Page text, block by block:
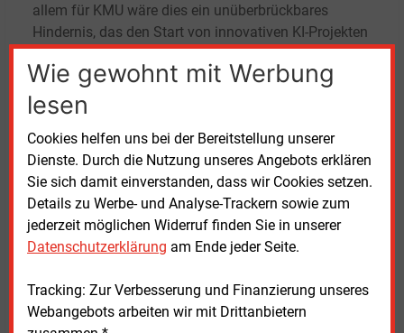
Wie gewohnt mit Werbung
lesen
Cookies helfen uns bei der Bereitstellung unserer
Dienste. Durch die Nutzung unseres Angebots erklären
Sie sich damit einverstanden, dass wir Cookies setzen.
Details zu Werbe- und Analyse-Trackern sowie zum
jederzeit möglichen Widerruf finden Sie in unserer
Datenschutzerklärung am Ende jeder Seite.
Tracking: Zur Verbesserung und Finanzierung unseres
Webangebots arbeiten wir mit Drittanbietern
allem für KMU wäre dies ein unüberbrückbares
Hindernis, das den Start von innovativen KI-Projekten
ausbremsen würde. Es besteht die Gefahr, dass viele
sinnvolle Anwendungsfälle nicht umgesetzt würden
und das große Potenzial im Energie- und
Wassersektor nicht genutzt würde.
Hinzu kommt, dass die Technologie künstliche
Intelligenz nicht abschließend abgegrenzt werden
kann, sodass für viele Anwendungen zum Beispiel
Bereich der Automatisierung erhebliche Unsicherheit
entstehen würde in Hinblick darauf, welche
Das "Proposal for a Regulation on a European